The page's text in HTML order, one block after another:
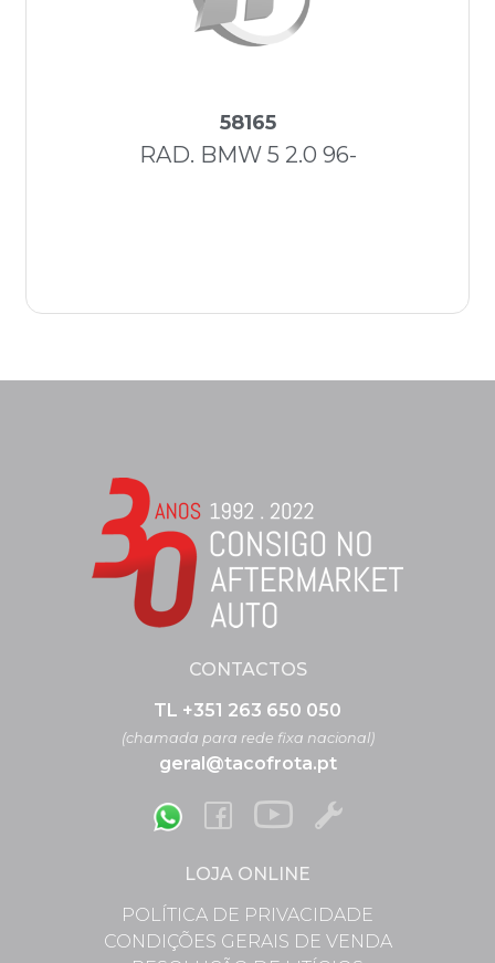
58165
RAD. BMW 5 2.0 96-
CONTACTOS
TL +351 263 650 050
(chamada para rede fixa nacional)
geral@tacofrota.pt
LOJA ONLINE
POLÍTICA DE PRIVACIDADE
CONDIÇÕES GERAIS DE VENDA